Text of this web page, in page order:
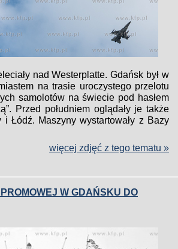
nad Westerplatte. Gdańsk był w
na trasie uroczystego przelotu
samolotów na świecie pod hasłem
Przed południem oglądały je także
i Łódź. Maszyny wystartowały z Bazy
więcej zdjęć z tego tematu »
W GDAŃSKU DO